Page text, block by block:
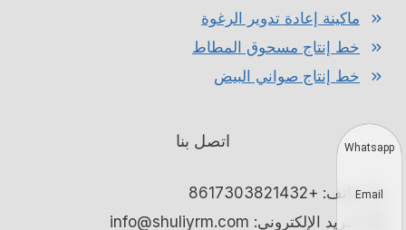
ماكينة إعادة تدوير الرغوة
خط إنتاج مسحوق المطاط
خط إنتاج صواني البيض
اتصل بنا
هاتف: +8617303821432
البريد الإلكتروني: info@shuliyrm.com
Whatsapp
Email